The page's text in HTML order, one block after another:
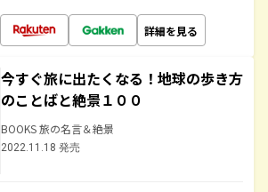
詳細を見る
今すぐ旅に出たくなる！地球の歩き方
のことばと絶景１００
BOOKS 旅の名言＆絶景
2022.11.18 発売